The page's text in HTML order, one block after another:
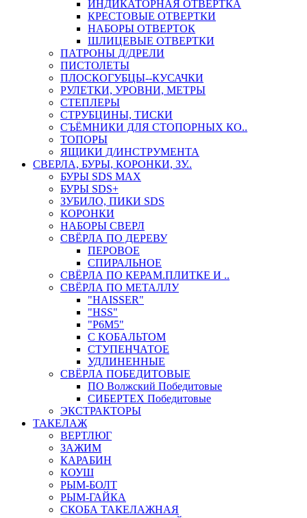
ИНДИКАТОРНАЯ ОТВЕРТКА
КРЕСТОВЫЕ ОТВЕРТКИ
НАБОРЫ ОТВЕРТОК
ШЛИЦЕВЫЕ ОТВЕРТКИ
ПАТРОНЫ Д/ДРЕЛИ
ПИСТОЛЕТЫ
ПЛОСКОГУБЦЫ--КУСАЧКИ
РУЛЕТКИ, УРОВНИ, МЕТРЫ
СТЕПЛЕРЫ
СТРУБЦИНЫ, ТИСКИ
СЪЁМНИКИ ДЛЯ СТОПОРНЫХ КО..
ТОПОРЫ
ЯЩИКИ Д/ИНСТРУМЕНТА
СВЕРЛА, БУРЫ, КОРОНКИ, ЗУ..
БУРЫ SDS MAX
БУРЫ SDS+
ЗУБИЛО, ПИКИ SDS
КОРОНКИ
НАБОРЫ СВЕРЛ
СВЁРЛА ПО ДЕРЕВУ
ПЕРОВОЕ
СПИРАЛЬНОЕ
СВЁРЛА ПО КЕРАМ.ПЛИТКЕ И ..
СВЁРЛА ПО МЕТАЛЛУ
"HAISSER"
"HSS"
"Р6М5"
С КОБАЛЬТОМ
СТУПЕНЧАТОЕ
УДЛИНЕННЫЕ
СВЁРЛА ПОБЕДИТОВЫЕ
ПО Волжский Победитовые
СИБЕРТЕХ Победитовые
ЭКСТРАКТОРЫ
ТАКЕЛАЖ
ВЕРТЛЮГ
ЗАЖИМ
КАРАБИН
КОУШ
РЫМ-БОЛТ
РЫМ-ГАЙКА
СКОБА ТАКЕЛАЖНАЯ